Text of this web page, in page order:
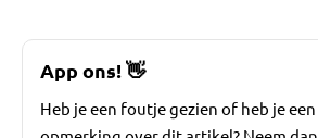
App ons!👋
Heb je een foutje gezien of heb je een